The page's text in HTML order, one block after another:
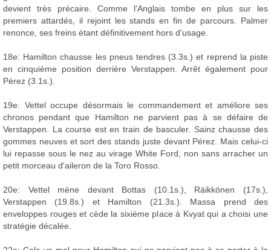
devient très précaire. Comme l'Anglais tombe en plus sur les
premiers attardés, il rejoint les stands en fin de parcours. Palmer
renonce, ses freins étant définitivement hors d'usage.
18e: Hamilton chausse les pneus tendres (3.3s.) et reprend la piste
en cinquième position derrière Verstappen. Arrêt également pour
Pérez (3.1s.).
19e: Vettel occupe désormais le commandement et améliore ses
chronos pendant que Hamilton ne parvient pas à se défaire de
Verstappen. La course est en train de basculer. Sainz chausse des
gommes neuves et sort des stands juste devant Pérez. Mais celui-ci
lui repasse sous le nez au virage White Ford, non sans arracher un
petit morceau d'aileron de la Toro Rosso.
20e: Vettel mène devant Bottas (10.1s.), Räikkönen (17s.),
Verstappen (19.8s.) et Hamilton (21.3s.). Massa prend des
enveloppes rouges et cède la sixième place à Kvyat qui a choisi une
stratégie décalée.